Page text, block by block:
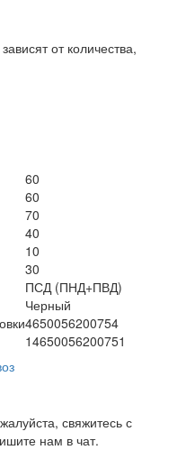
от количества,
60
60
70
40
10
30
ПСД (ПНД+ПВД)
Черный
4650056200754
14650056200751
свяжитесь с
нам в чат.